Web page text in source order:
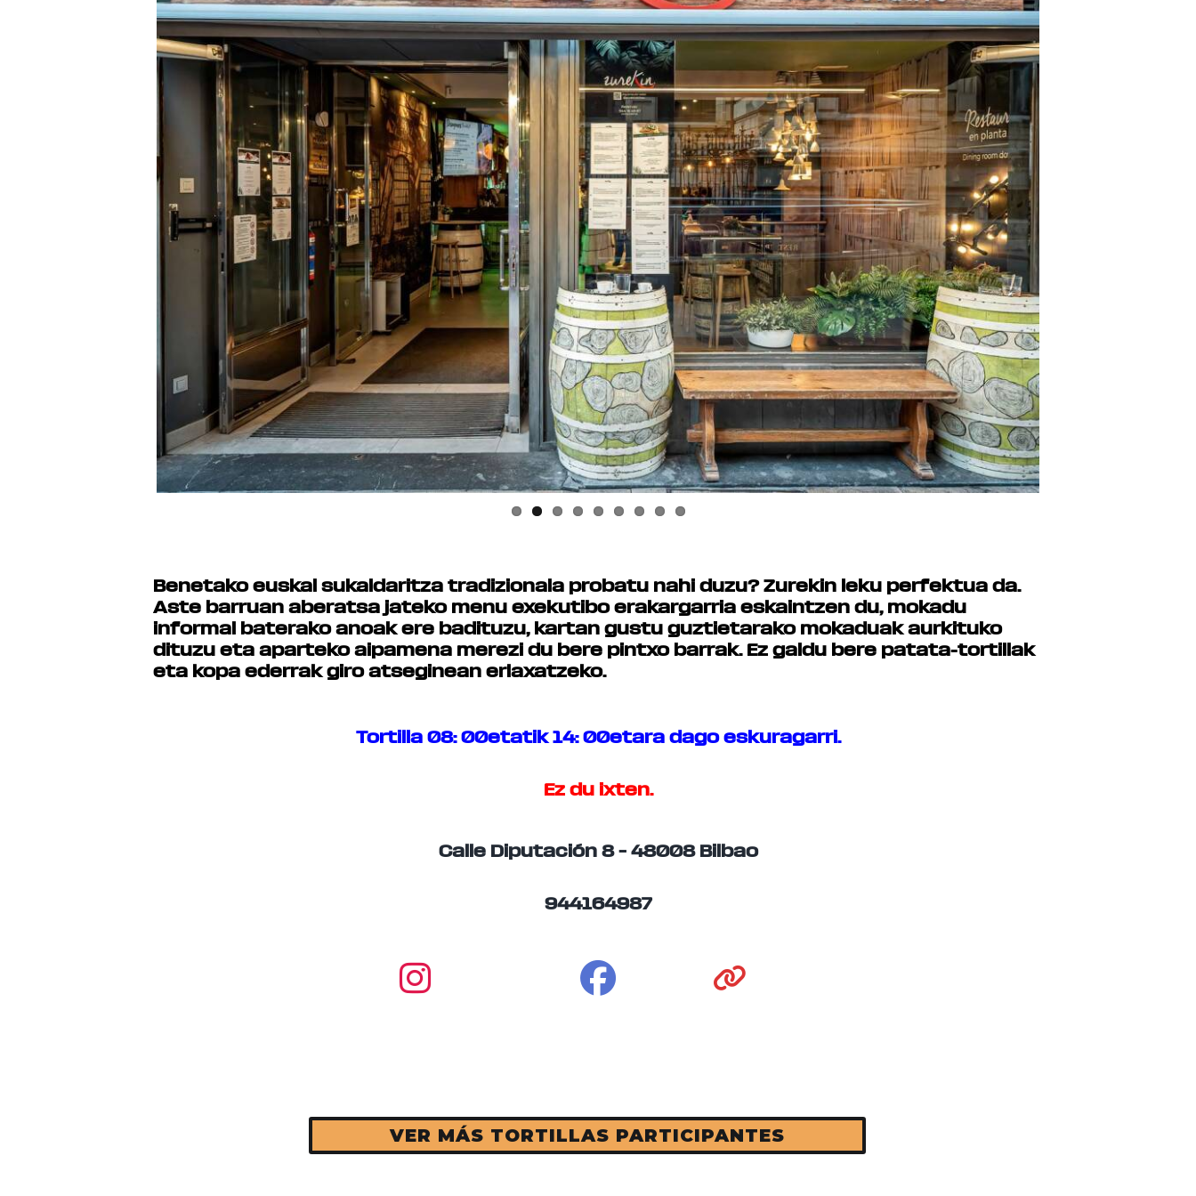
Benetako euskal sukaldaritza tradizionala probatu nahi duzu? Zurekin leku perfektua da.
Aste barruan aberatsa jateko menu exekutibo erakargarria eskaintzen du, mokadu
informal baterako anoak ere badituzu, kartan gustu guztietarako mokaduak aurkituko
dituzu eta aparteko aipamena merezi du bere pintxo barrak. Ez galdu bere patata-tortillak
eta kopa ederrak giro atseginean erlaxatzeko.
Tortilla 08: 00etatik 14: 00etara dago eskuragarri.
Ez du ixten.
Calle Diputación 8 – 48008 Bilbao
944164987
VER MÁS TORTILLAS PARTICIPANTES